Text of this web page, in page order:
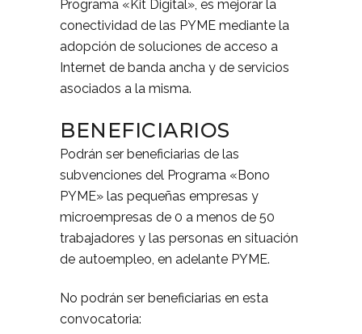
Programa «Kit Digital», es mejorar la
conectividad de las PYME mediante la
adopción de soluciones de acceso a
Internet de banda ancha y de servicios
asociados a la misma.
BENEFICIARIOS
Podrán ser beneficiarias de las
subvenciones del Programa «Bono
PYME» las pequeñas empresas y
microempresas de 0 a menos de 50
trabajadores y las personas en situación
de autoempleo, en adelante PYME.
No podrán ser beneficiarias en esta
convocatoria: